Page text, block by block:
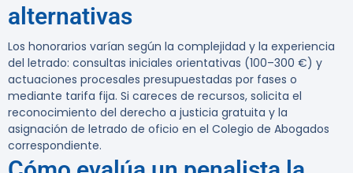
alternativas
Los honorarios varían según la complejidad y la experiencia
del letrado: consultas iniciales orientativas (100–300 €) y
actuaciones procesales presupuestadas por fases o
mediante tarifa fija. Si careces de recursos, solicita el
reconocimiento del derecho a justicia gratuita y la
asignación de letrado de oficio en el Colegio de Abogados
correspondiente.